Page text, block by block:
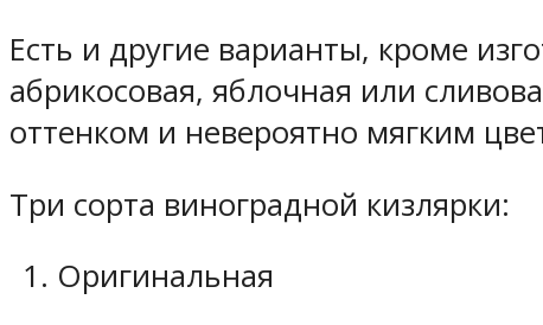
Есть и другие варианты, кроме
абрикосовая, яблочная или
оттенком и невероятно мягким
Три сорта виноградной кизлярки:
Оригинальная